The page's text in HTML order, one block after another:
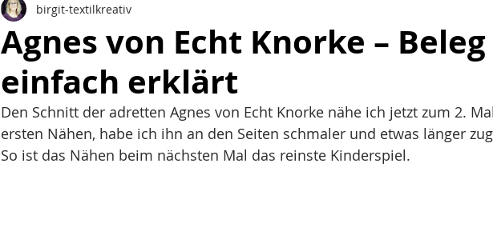
Kreativprojekte
Agnes von Echt Knorke – Beleg
einfach erklärt
birgit-textilkreativ
Den Schnitt der adretten Agnes von Echt Knorke nähe ich jetzt zum 2.
ersten Nähen, habe ich ihn an den Seiten schmaler und etwas länger
So ist das Nähen beim nächsten Mal das reinste Kinderspiel.